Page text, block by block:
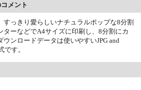
メント
すっきり愛らしいナチュラルポップな8分割
ターなどでA4サイズに印刷し、8分割にカ
ンロードデータは使いやすいJPG and
です。